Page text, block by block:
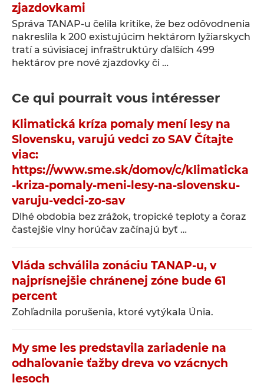
zjazdovkami
Správa TANAP-u čelila kritike, že bez odôvodnenia
nakreslila k 200 existujúcim hektárom lyžiarskych
tratí a súvisiacej infraštruktúry ďalších 499
hektárov pre nové zjazdovky či …
Ce qui pourrait vous intéresser
Klimatická kríza pomaly mení lesy na
Slovensku, varujú vedci zo SAV Čítajte
viac:
https://www.sme.sk/domov/c/klimaticka
-kriza-pomaly-meni-lesy-na-slovensku-
varuju-vedci-zo-sav
Dlhé obdobia bez zrážok, tropické teploty a čoraz
častejšie vlny horúčav začínajú byť …
Vláda schválila zonáciu TANAP-u, v
najprísnejšie chránenej zóne bude 61
percent
Zohľadnila porušenia, ktoré vytýkala Únia.
My sme les predstavila zariadenie na
odhaľovanie ťažby dreva vo vzácnych
lesoch